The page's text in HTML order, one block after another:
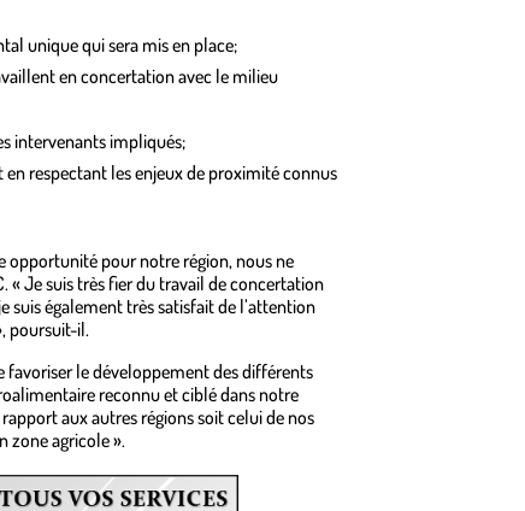
unique qui sera mis en place;
en concertation avec le milieu
intervenants impliqués;
respectant les enjeux de proximité connus
opportunité pour notre région, nous ne
« Je suis très fier du travail de concertation
suis également très satisfait de l’attention
poursuit-il.
favoriser le développement des différents
reconnu et ciblé dans notre
aux autres régions soit celui de nos
zone agricole ».